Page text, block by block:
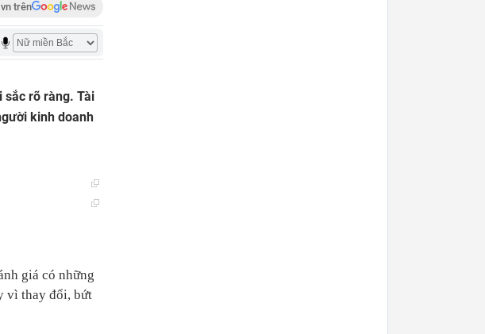
trên
sắc rõ ràng. Tài
kinh doanh
giá có những
vì thay đổi, bứt